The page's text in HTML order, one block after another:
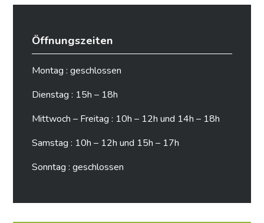
Öffnungszeiten
Montag : geschlossen
Dienstag : 15h – 18h
Mittwoch – Freitag : 10h – 12h und 14h – 18h
Samstag : 10h – 12h und 15h – 17h
Sonntag : geschlossen